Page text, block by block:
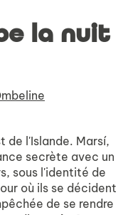
la nuit
de l'Islande. Marsí,
secrète avec un
sous l'identité de
où ils se décident
de se rendre